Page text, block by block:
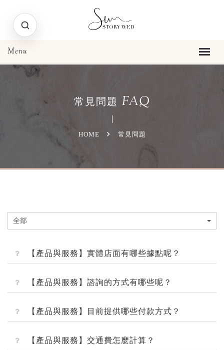
常見問題 FAQ
HOME 常見問題
全部
【產品與服務】實體店面有哪些據點呢？
【產品與服務】諮詢的方式有哪些呢？
【產品與服務】目前提供哪些付款方式？
【產品與服務】交通費怎麼計算？